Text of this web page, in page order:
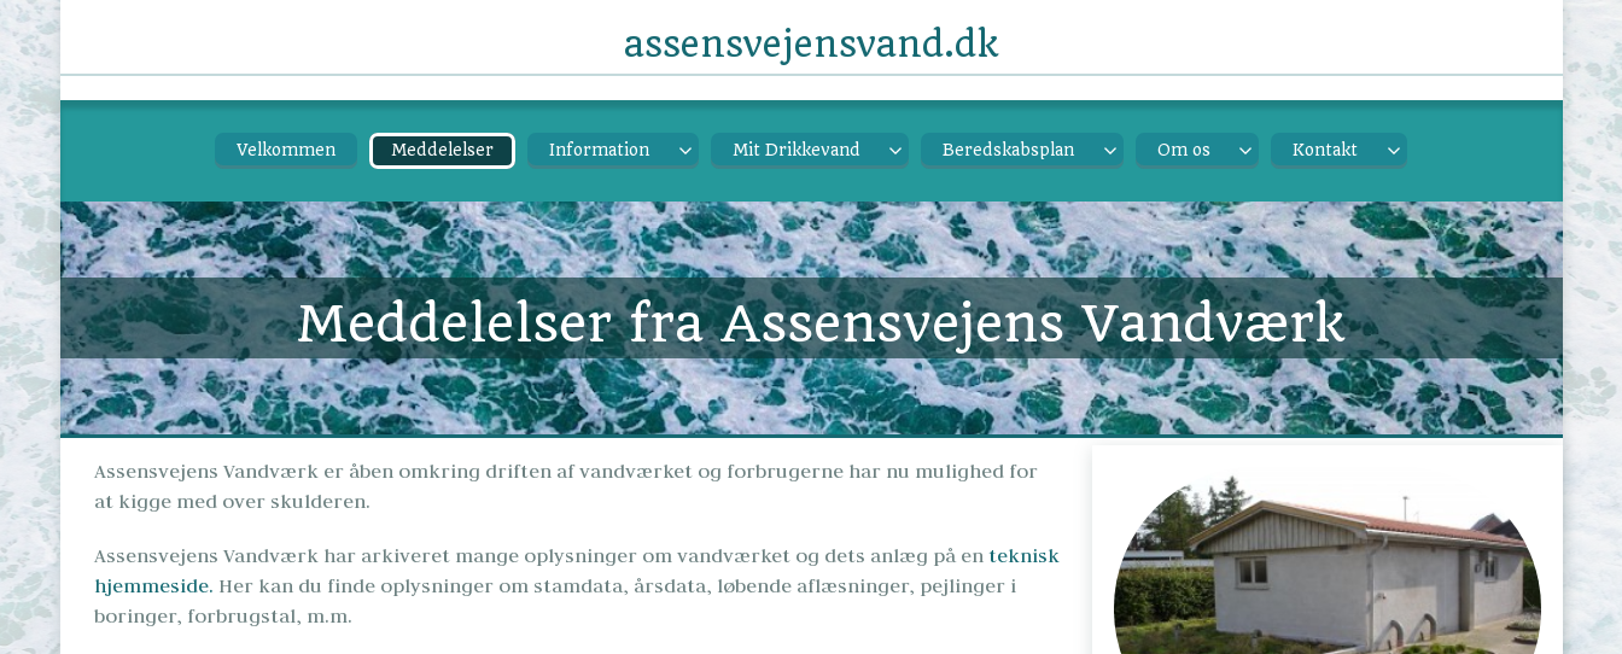
assensvejensvand.dk
Velkommen Meddelelser Information Mit Drikkevand Beredskabsplan Om os Kontakt
Meddelelser fra Assensvejens Vandværk
Assensvejens Vandværk er åben omkring driften af vandværket og forbrugerne har nu mulighed for
at kigge med over skulderen.
Assensvejens Vandværk har arkiveret mange oplysninger om vandværket og dets anlæg på en teknisk
hjemmeside. Her kan du finde oplysninger om stamdata, årsdata, løbende aflæsninger, pejlinger i
boringer, forbrugstal, m.m.